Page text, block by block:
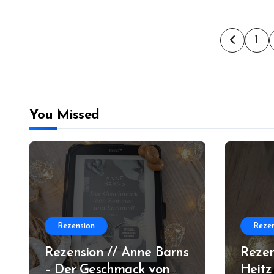
1
You Missed
Rezension
Rezension // Anne Barns
– Der Geschmack von